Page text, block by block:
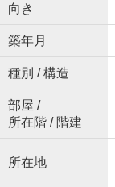
向き
築年月
種別 / 構造
部屋 /
所在階 / 階建
所在地